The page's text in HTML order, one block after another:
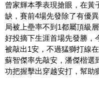
曾家輝本季表現搶眼，在黃
缺，賽前4場先發除了有優
局被上壘率不到1都屬頂級
好投摘下生涯首場先發勝，
被敲出1安，不過猛獅打線
蘇智傑率先敲安，潘傑楷選
功把握擊出穿越安打，幫助